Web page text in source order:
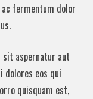
fermentum dolor
sit aspernatur aut
dolores eos qui
quisquam est,